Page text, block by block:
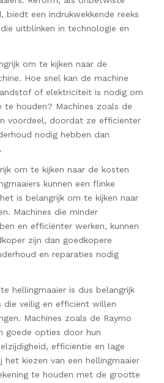
biedt een indrukwekkende reeks
uitblinken in technologie en
om te kijken naar de
Hoe snel kan de machine
of elektriciteit is nodig om
te houden? Machines zoals de
voordeel, doordat ze efficiënter
nodig hebben dan
om te kijken naar de kosten
kunnen een flinke
is belangrijk om te kijken naar
Machines die minder
en efficiënter werken, kunnen
zijn dan goedkopere
en reparaties nodig
hellingmaaier is dus belangrijk
die veilig en efficiënt willen
Machines zoals de Raymo
goede opties door hun
efficiëntie en lage
het kiezen van een hellingmaaier
te houden met de grootte